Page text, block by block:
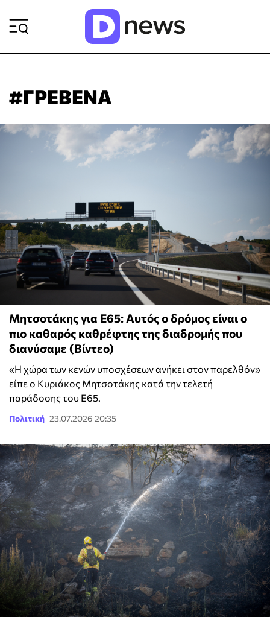
#ΓΡΕΒΕΝΑ
Μητσοτάκης για Ε65: Αυτός ο δρόμος είναι ο
πιο καθαρός καθρέφτης της διαδρομής που
διανύσαμε (Βίντεο)
«Η χώρα των κενών υποσχέσεων ανήκει στον παρελθόν»
είπε ο Κυριάκος Μητσοτάκης κατά την τελετή
παράδοσης του Ε65.
Πολιτική 23.07.2026 20:35